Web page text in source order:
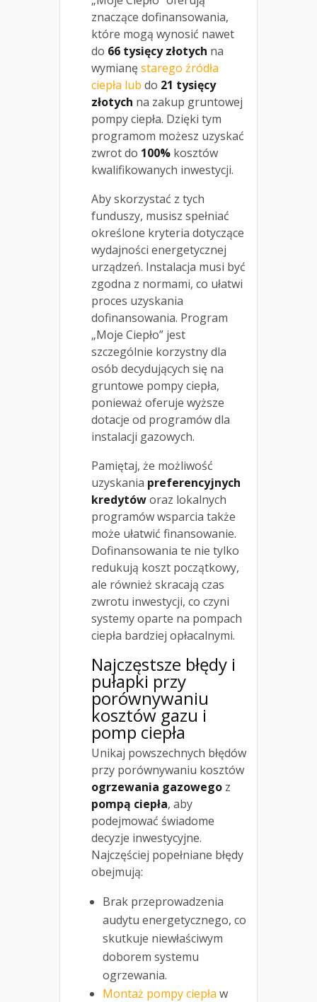
znaczące dofinansowania,
które mogą wynosić nawet
do 66 tysięcy złotych na
wymianęstarego źródła
ciepła lub do 21 tysięcy
złotych na zakup gruntowej
pompy ciepła. Dzięki tym
programom możesz uzyskać
zwrot do 100% kosztów
kwalifikowanych inwestycji.
Aby skorzystać z tych
funduszy, musisz spełniać
określone kryteria dotyczące
wydajności energetycznej
urządzeń. Instalacja musi być
zgodna z normami, co ułatwi
proces uzyskania
dofinansowania. Program
„Moje Ciepło” jest
szczególnie korzystny dla
osób decydujących się na
gruntowe pompy ciepła,
ponieważ oferuje wyższe
dotacje od programów dla
instalacji gazowych.
Pamiętaj, że możliwość
uzyskania preferencyjnych
kredytóworaz lokalnych
programów wsparcia także
może ułatwić finansowanie.
Dofinansowania te nie tylko
redukują koszt początkowy,
ale również skracają czas
zwrotu inwestycji, co czyni
systemy oparte na pompach
ciepła bardziej opłacalnymi.
Najczęstsze błędy i
pułapki przy
porównywaniu
kosztów gazu i
pomp ciepła
Unikaj powszechnych błędów
przy porównywaniu kosztów
ogrzewania gazowego z
pompą ciepła, aby
podejmować świadome
decyzje inwestycyjne.
Najczęściej popełniane błędy
obejmują:
Brak przeprowadzenia
audytu energetycznego, co
skutkuje niewłaściwym
doborem systemu
ogrzewania.
Montaż pompy ciepła w